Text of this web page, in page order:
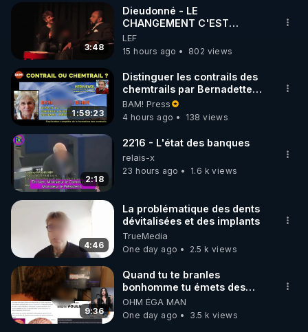
▶ 30 jours gratuit sur l’application de méditation et
de bien-être ENVOL :
Rendez-vous sur https://www.envol.app/code
le code : REGENERE
3:48
Dieudonné - LE
CHANGEMENT C'EST
MAINTENANT
LEF
15 hours ago
802 views
1:59:23
Distinguer les contrails des
chemtrails par Bernadette
Bihin
BAM! Press
4 hours ago
138 views
2:18
2216 - L'état des banques
relais-x
23 hours ago
1.6 k views
4:46
La problématique des dents
dévitalisées et des implants
TrueMedia
One day ago
2.5 k views
9:36
Quand tu te branles
bonhomme tu émets des
ondes ils ont juste omis de
t'expliquer
OHM ÉGA MAN
One day ago
3.5 k views